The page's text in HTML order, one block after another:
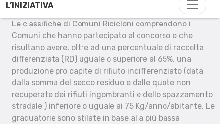
L’INIZIATIVA
Le classifiche di Comuni Ricicloni comprendono i
Comuni che hanno partecipato al concorso e che
risultano avere, oltre ad una percentuale di raccolta
differenziata (RD) uguale o superiore al 65%, una
produzione pro capite di rifiuto indifferenziato (data
dalla somma del secco residuo e dalle quote non
recuperate dei rifiuti ingombranti e dello spazzamento
stradale ) inferiore o uguale ai 75 Kg/anno/abitante. Le
graduatorie sono stilate in base alla più bassa